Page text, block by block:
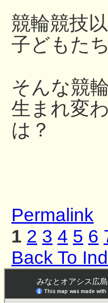
競輪競技
子どもた
そんな競
生まれ変
は？
Permalink
1 2 3 4 5 6
Back To